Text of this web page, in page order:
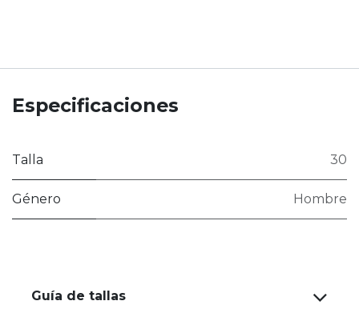
Especificaciones
Talla 30
Género Hombre
Guía de tallas